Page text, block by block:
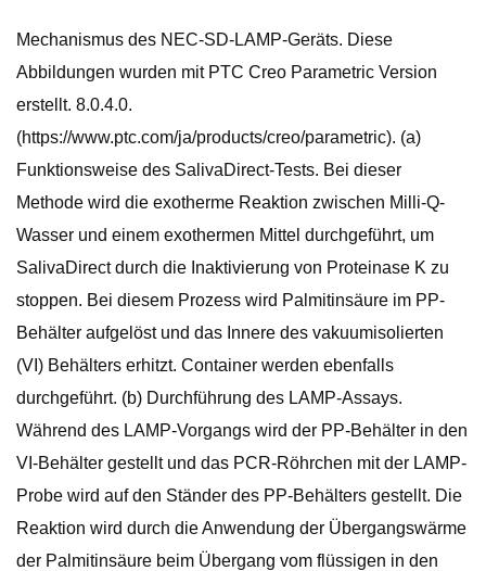
Mechanismus des NEC-SD-LAMP-Geräts. Diese
Abbildungen wurden mit PTC Creo Parametric Version
erstellt. 8.0.4.0.
(https://www.ptc.com/ja/products/creo/parametric). (a)
Funktionsweise des SalivaDirect-Tests. Bei dieser
Methode wird die exotherme Reaktion zwischen Milli-Q-
Wasser und einem exothermen Mittel durchgeführt, um
SalivaDirect durch die Inaktivierung von Proteinase K zu
stoppen. Bei diesem Prozess wird Palmitinsäure im PP-
Behälter aufgelöst und das Innere des vakuumisolierten
(VI) Behälters erhitzt. Container werden ebenfalls
durchgeführt. (b) Durchführung des LAMP-Assays.
Während des LAMP-Vorgangs wird der PP-Behälter in den
VI-Behälter gestellt und das PCR-Röhrchen mit der LAMP-
Probe wird auf den Ständer des PP-Behälters gestellt. Die
Reaktion wird durch die Anwendung der Übergangswärme
der Palmitinsäure beim Übergang vom flüssigen in den